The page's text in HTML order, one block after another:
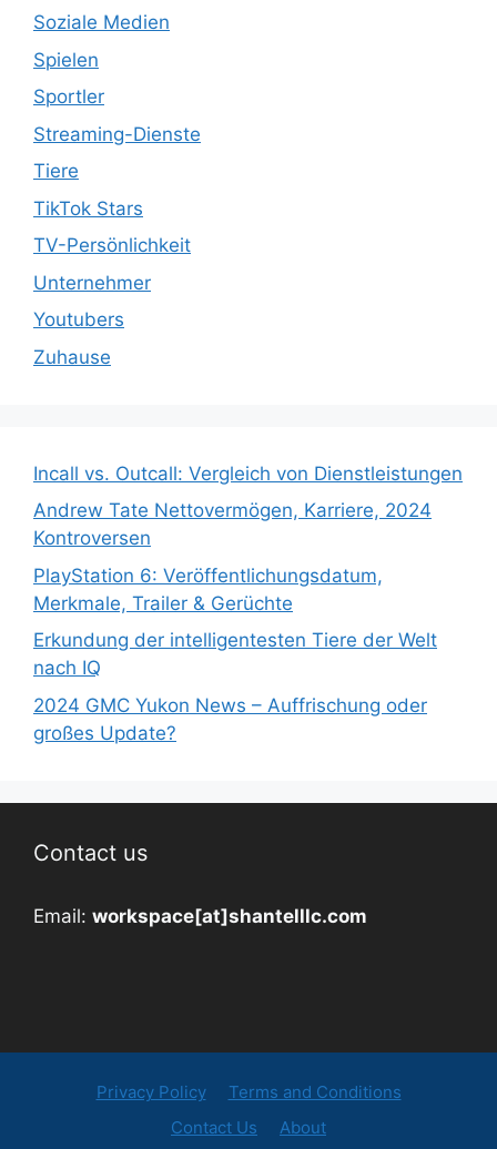
Soziale Medien
Spielen
Sportler
Streaming-Dienste
Tiere
TikTok Stars
TV-Persönlichkeit
Unternehmer
Youtubers
Zuhause
Incall vs. Outcall: Vergleich von Dienstleistungen
Andrew Tate Nettovermögen, Karriere, 2024
Kontroversen
PlayStation 6: Veröffentlichungsdatum,
Merkmale, Trailer & Gerüchte
Erkundung der intelligentesten Tiere der Welt
nach IQ
2024 GMC Yukon News – Auffrischung oder
großes Update?
Contact us
Email: workspace[at]shantelllc.com
Privacy Policy
Terms and Conditions
Contact Us
About